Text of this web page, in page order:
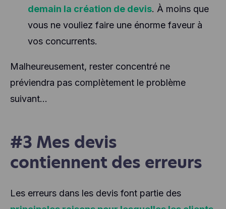
demain la création de devis. À moins que
vous ne vouliez faire une énorme faveur à
vos concurrents.
Malheureusement, rester concentré ne
préviendra pas complètement le problème
suivant...
#3 Mes devis
contiennent des erreurs
Les erreurs dans les devis font partie des